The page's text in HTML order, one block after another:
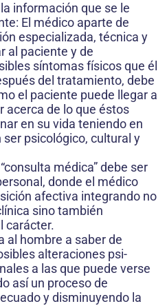
información que se le
El médico aparte de
especializada, técnica y
al paciente y de
síntomas físicos que él
del tratamiento, debe
el paciente puede llegar a
acerca de lo que éstos
en su vida teniendo en
psicológico, cultural y
médica” debe ser
donde el médico
afectiva integrando no
sino también
carácter.
al hombre a saber de
alteraciones psi­
a las que puede verse
así un proceso de
y disminu­yendo la